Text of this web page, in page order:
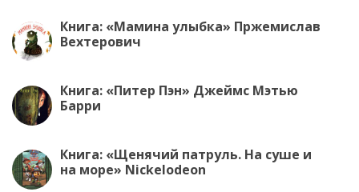
Книга: «Мамина улыбка» Пржемислав
Вехтерович
Книга: «Питер Пэн» Джеймс Мэтью
Барри
Книга: «Щенячий патруль. На суше и
на море» Nickelodeon